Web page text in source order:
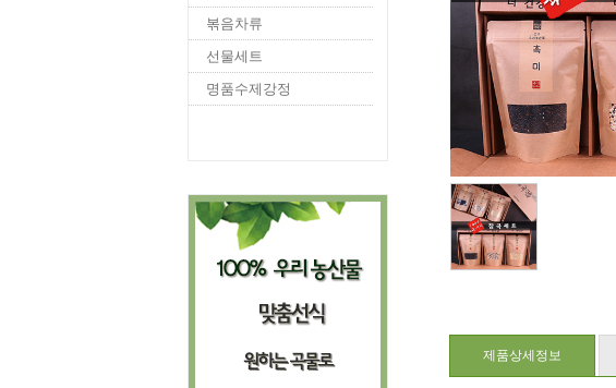
볶음차류
선물세트
명품수제강정
제품상세정보